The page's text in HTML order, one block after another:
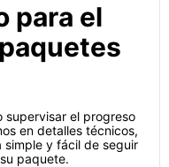
para el
supervisar el progreso
en detalles técnicos,
simple y fácil de seguir
paquete.